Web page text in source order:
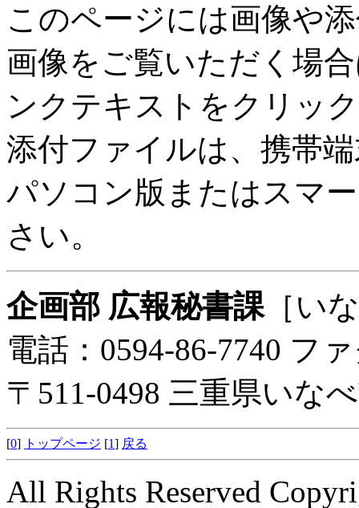
このページには画像や
画像をご覧いただく場
ンクテキストをクリッ
添付ファイルは、携帯
パソコン版またはスマ
さい。
企画部 広報秘書課［い
電話：0594-86-7740 フ
〒511-0498 三重県いな
[0] トップページ [1] 戻る
All Rights Reserved